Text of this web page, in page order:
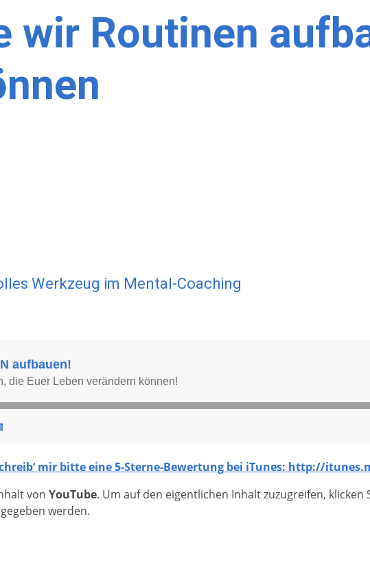
wir Routinen
Werkzeug im Mental-Coaching
mir bitte eine 5-Sterne-Bewertung bei iTunes: http://
von YouTube. Um auf den eigentlichen Inhalt zuzugreifen,
werden.